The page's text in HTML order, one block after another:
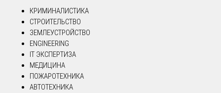
КРИМИНАЛИСТИКА
СТРОИТЕЛЬСТВО
ЗЕМЛЕУСТРОЙСТВО
ENGINEERING
IT ЭКСПЕРТИЗА
МЕДИЦИНА
ПОЖАРОТЕХНИКА
АВТОТЕХНИКА